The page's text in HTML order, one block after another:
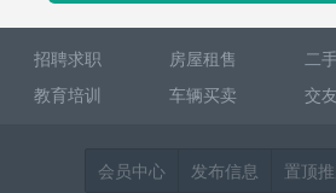
招聘求职 房屋租售 二
教育培训
车辆买卖 交
会员中心 发布信息 置顶